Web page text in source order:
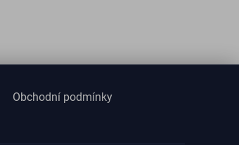
Obchodní podmínky